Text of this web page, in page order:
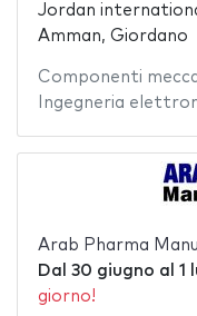
Jordan
Amman, Giordano
Componenti
Ingegneria
Arab Pharma
Dal 30 giugno al 1
giorno!